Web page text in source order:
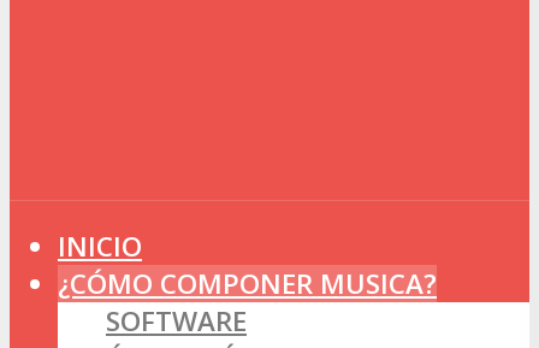
INICIO
¿CÓMO COMPONER MUSICA?
SOFTWARE